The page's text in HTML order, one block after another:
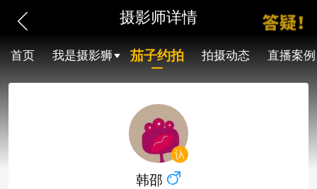
摄影师详情
首页 我是摄影狮 茄子约拍 拍摄动态 直播案例
韩邵